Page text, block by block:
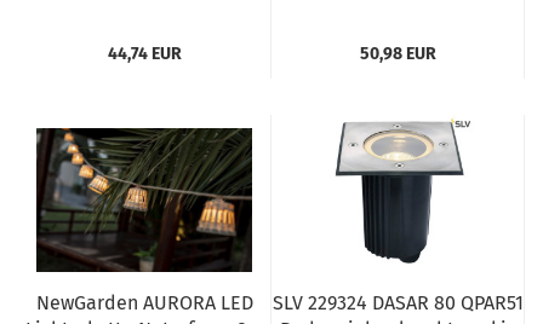
44,74 EUR 50,98 EUR
NewGarden AURORA LED
SLV 229324 DASAR 80 QPAR51